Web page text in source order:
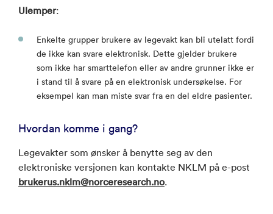
Ulemper:
Enkelte grupper brukere av legevakt kan bli utelatt fordi
de ikke kan svare elektronisk. Dette gjelder brukere
som ikke har smarttelefon eller av andre grunner ikke er
i stand til å svare på en elektronisk undersøkelse. For
eksempel kan man miste svar fra en del eldre pasienter.
Hvordan komme i gang?
Legevakter som ønsker å benytte seg av den
elektroniske versjonen kan kontakte NKLM på e-post
brukerus.nklm@norceresearch.no.